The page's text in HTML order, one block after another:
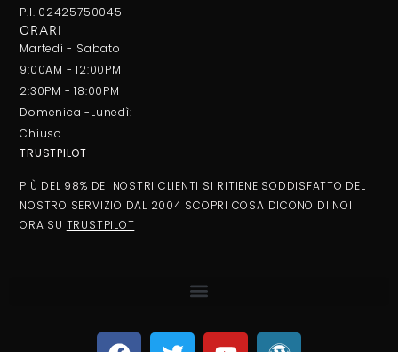
P.I. 02425750045
ORARI
Martedi - Sabato
9:00AM - 12:00PM
2:30PM - 18:00PM
Domenica -Lunedì:
Chiuso
TRUSTPILOT
PIÙ DEL 98% DEI NOSTRI CLIENTI SI RITIENE SODDISFATTO DEL
NOSTRO SERVIZIO DAL 2004 SCOPRI COSA DICONO DI NOI
ORA SU TRUSTPILOT